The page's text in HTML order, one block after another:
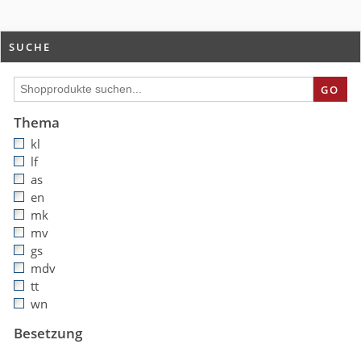
SUCHE
GO
Thema
kl
lf
as
en
mk
mv
gs
mdv
tt
wn
Besetzung